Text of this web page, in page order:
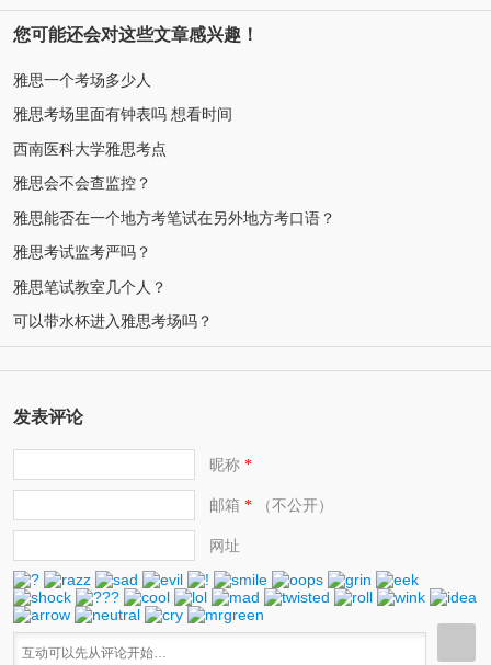
您可能还会对这些文章感兴趣！
雅思一个考场多少人
雅思考场里面有钟表吗 想看时间
西南医科大学雅思考点
雅思会不会查监控？
雅思能否在一个地方考笔试在另外地方考口语？
雅思考试监考严吗？
雅思笔试教室几个人？
可以带水杯进入雅思考场吗？
发表评论
昵称*
邮箱 *（不公开）
网址